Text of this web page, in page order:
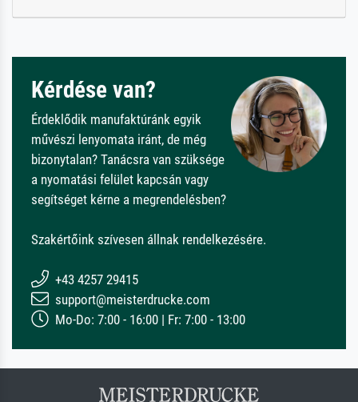
Kérdése van?
Érdeklődik manufaktúránk egyik
művészi lenyomata iránt, de még
bizonytalan? Tanácsra van szüksége
a nyomatási felület kapcsán vagy
segítséget kérne a megrendelésben?
Szakértőink szívesen állnak rendelkezésére.
+43 4257 29415
support@meisterdrucke.com
Mo-Do: 7:00 - 16:00 | Fr: 7:00 - 13:00